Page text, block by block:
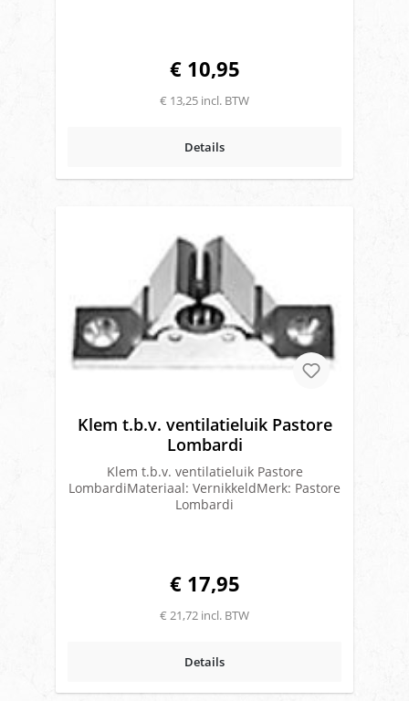
€ 10,95
€ 13,25 incl. BTW
Details
Klem t.b.v. ventilatieluik Pastore
Lombardi
Klem t.b.v. ventilatieluik Pastore
LombardiMateriaal: VernikkeldMerk: Pastore
Lombardi
€ 17,95
€ 21,72 incl. BTW
Details